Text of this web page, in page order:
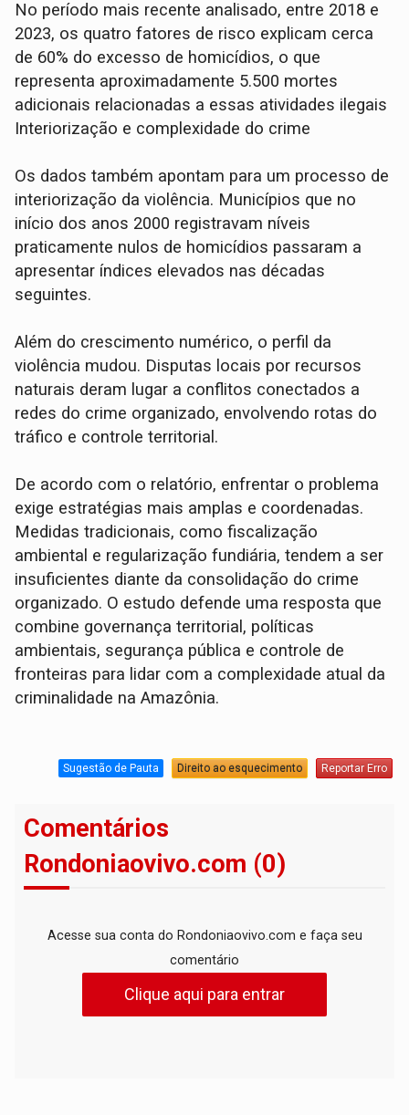
No período mais recente analisado, entre 2018 e
2023, os quatro fatores de risco explicam cerca
de 60% do excesso de homicídios, o que
representa aproximadamente 5.500 mortes
adicionais relacionadas a essas atividades ilegais
Interiorização e complexidade do crime
Os dados também apontam para um processo de
interiorização da violência. Municípios que no
início dos anos 2000 registravam níveis
praticamente nulos de homicídios passaram a
apresentar índices elevados nas décadas
seguintes.
Além do crescimento numérico, o perfil da
violência mudou. Disputas locais por recursos
naturais deram lugar a conflitos conectados a
redes do crime organizado, envolvendo rotas do
tráfico e controle territorial.
De acordo com o relatório, enfrentar o problema
exige estratégias mais amplas e coordenadas.
Medidas tradicionais, como fiscalização
ambiental e regularização fundiária, tendem a ser
insuficientes diante da consolidação do crime
organizado. O estudo defende uma resposta que
combine governança territorial, políticas
ambientais, segurança pública e controle de
fronteiras para lidar com a complexidade atual da
criminalidade na Amazônia.
Sugestão de Pauta Direito ao esquecimento Reportar Erro
Comentários
Rondoniaovivo.com (0)
Acesse sua conta do Rondoniaovivo.com e faça seu
comentário
Clique aqui para entrar